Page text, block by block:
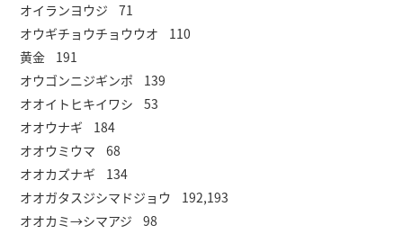
オイランヨウジ 71
オウギチョウチョウウオ 110
黄金 191
オウゴンニジギンポ 139
オオイトヒキイワシ 53
オオウナギ 184
オオウミウマ 68
オオカズナギ 134
オオガタスジシマドジョウ 192,193
オオカミ→シマアジ 98